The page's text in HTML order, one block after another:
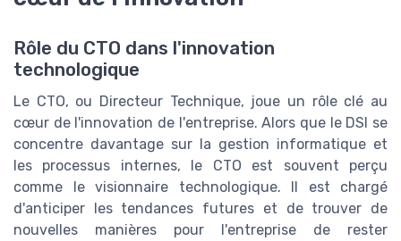
Rôle du CTO dans l'innovation
technologique
Le CTO, ou Directeur Technique, joue un rôle clé au
cœur de l'innovation de l'entreprise. Alors que le DSI se
concentre davantage sur la gestion informatique et
les processus internes, le CTO est souvent perçu
comme le visionnaire technologique. Il est chargé
d'anticiper les tendances futures et de trouver de
nouvelles manières pour l'entreprise de rester